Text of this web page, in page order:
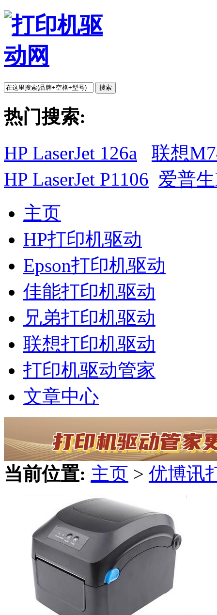
搜索
热门搜索:
HP LaserJet 126a
联想
HP LaserJet P1106 爱普
主页
HP打印机驱动
Epson打印机驱动
佳能打印机驱动
兄弟打印机驱动
联想打印机驱动
打印机驱动管家
文章中心
当前位置: 主页 > 优博讯